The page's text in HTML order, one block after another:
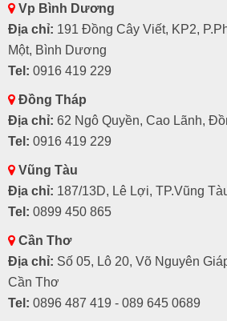
Vp Bình Dương
Địa chỉ: 191 Đồng Cây Viết, KP2,
Một, Bình Dương
Tel: 0916 419 229
Đồng Tháp
Địa chỉ: 62 Ngô Quyền, Cao Lãnh,
Tel: 0916 419 229
Vũng Tàu
Địa chỉ: 187/13D, Lê Lợi, TP.Vũng
Tel: 0899 450 865
Cần Thơ
Địa chỉ: Số 05, Lô 20, Võ Nguyên
Cần Thơ
Tel: 0896 487 419 - 089 645 0689